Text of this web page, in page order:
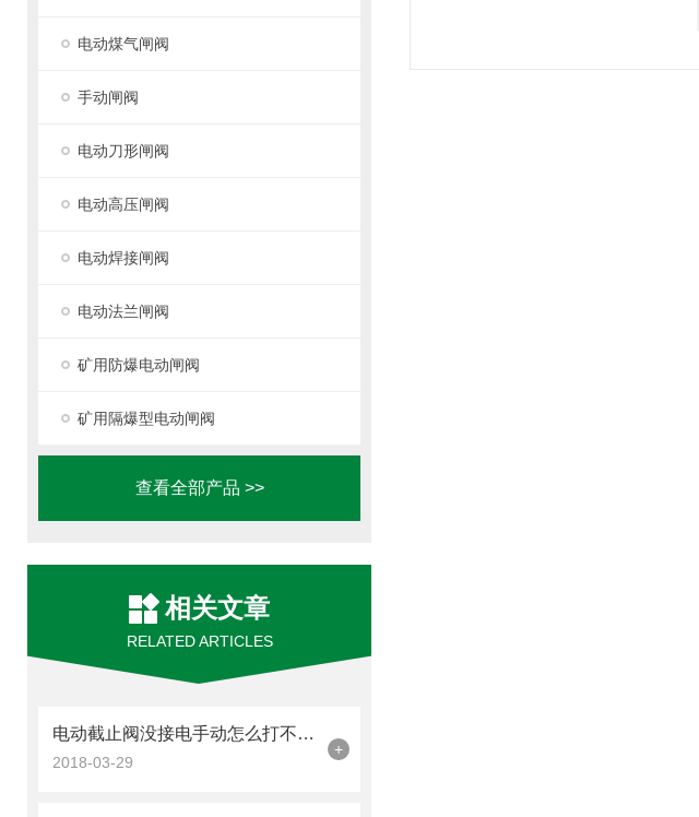
电动煤气闸阀
手动闸阀
电动刀形闸阀
电动高压闸阀
电动焊接闸阀
电动法兰闸阀
矿用防爆电动闸阀
矿用隔爆型电动闸阀
查看全部产品 >>
相关文章
RELATED ARTICLES
电动截止阀没接电手动怎么打不开？
2018-03-29
+